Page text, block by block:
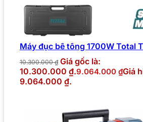
Máy đục bê tông 1700W Total
10.300.000₫ Giá gốc là:
10.300.000 ₫.9.064.000 ₫Giá
9.064.000 ₫.